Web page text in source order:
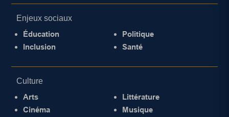
Enjeux sociaux
Éducation
Inclusion
Politique
Santé
Culture
Arts
Cinéma
Littérature
Musique